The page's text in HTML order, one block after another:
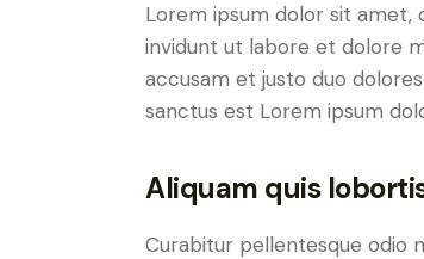
Lorem ipsum dolor sit amet,
invidunt ut labore et dolore
accusam et justo duo
sanctus est Lorem ipsum
Aliquam quis
Curabitur pellentesque odio